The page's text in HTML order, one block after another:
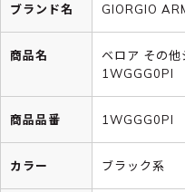
ブランド名 GIORGIO
商品名
ベロア その
1WGGG0PI
商品品番 1WGGG0PI
カラー ブラック系